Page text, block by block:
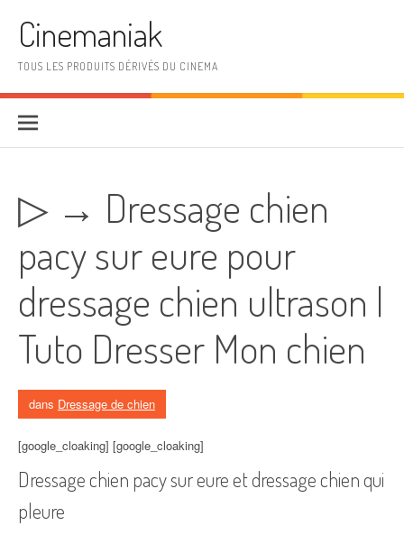
Cinemaniak
TOUS LES PRODUITS DÉRIVÉS DU CINEMA
▷ → Dressage chien
pacy sur eure pour
dressage chien ultrason |
Tuto Dresser Mon chien
dans Dressage de chien
[google_cloaking] [google_cloaking]
Dressage chien pacy sur eure et dressage chien qui
pleure